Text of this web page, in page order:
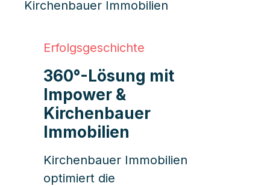
Erfolgsgeschichte
360°-Lösung mit
Impower &
Kirchenbauer
Immobilien
Kirchenbauer Immobilien
optimiert die